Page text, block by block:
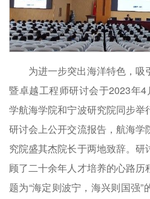
为进一步突出海洋特色，
暨卓越工程师研讨会于2023年
学航海学院和宁波研究院同步举
研讨会上公开交流报告，航海
究院盛其杰院长于两地致辞。
顾了二十余年人才培养的心路
题为“海定则波宁，海兴则国强